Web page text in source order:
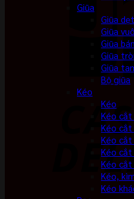
Giũa
Giũa dẹt
Giũa
Giũa
Giũa
Giũa
Bộ giũa
Kéo
Kéo
Kéo
Kéo cắt
Kéo
Kéo cắt
Kéo cắt
Kéo,
Kéo